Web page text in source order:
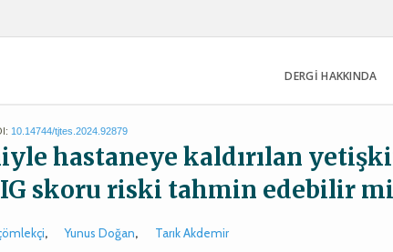
DERGİ HAKKINDA
10.14744/tjtes.2024.92879
hastaneye kaldırılan
skoru riski tahmin edebilir
, Yunus Doğan, Tarık Akdemir